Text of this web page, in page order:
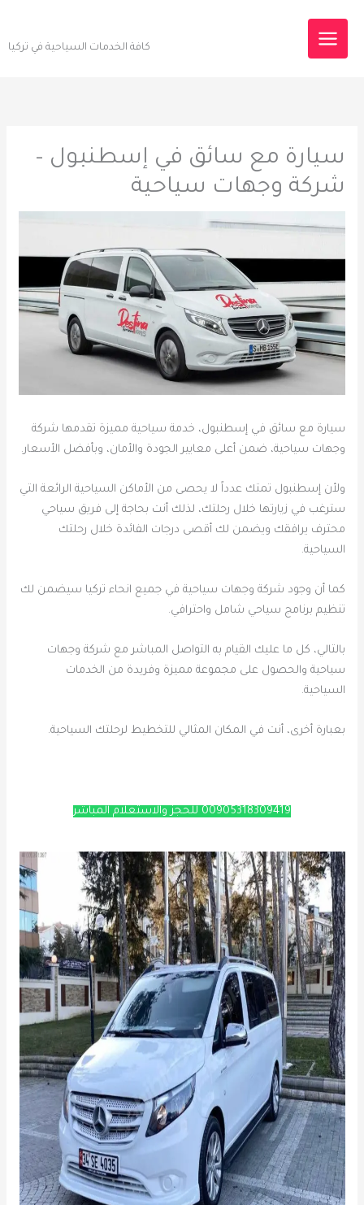
كافة الخدمات السياحية في تركيا
سيارة مع سائق في إسطنبول –
شركة وجهات سياحية
سيارة مع سائق في إسطنبول، خدمة سياحية مميزة تقدمها شركة
وجهات سياحية، ضمن أعلى معايير الجودة والأمان، وبأفضل الأسعار.
ولأن إسطنبول تمتك عدداً لا يحصى من الأماكن السياحية الرائعة التي
سترغب في زيارتها خلال رحلتك، لذلك أنت بحاجة إلى فريق سياحي
محترف يرافقك ويضمن لك أقصى درجات الفائدة خلال رحلتك
السياحية.
كما أن وجود شركة وجهات سياحية في جميع انحاء تركيا سيضمن لك
تنظيم برنامج سياحي شامل واحترافي.
بالتالي، كل ما عليك القيام به التواصل المباشر مع شركة وجهات
سياحية والحصول على مجموعة مميزة وفريدة من الخدمات
السياحية.
بعبارة أخرى، أنت في المكان المثالي للتخطيط لرحلتك السياحية.
00905318309419 للحجز والاستعلام المباشر